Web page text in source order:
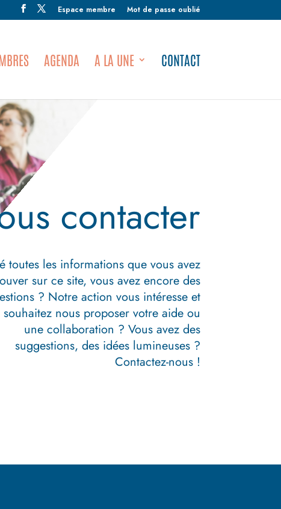
Espace membre Mot de passe oublié
AGENDA A LA UNE CONTACT
contacter
toutes les informations que vous avez
sur ce site, vous avez encore des
? Notre action vous intéresse et
souhaitez nous proposer votre aide ou
une collaboration ? Vous avez des
suggestions, des idées lumineuses ?
Contactez-nous !